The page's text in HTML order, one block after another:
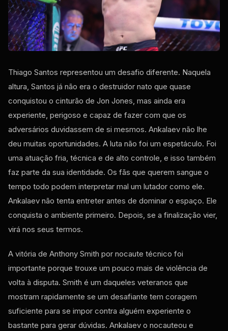
Thiago Santos representou um desafio diferente. Naquela
altura, Santos já não era o destruidor nato que quase
conquistou o cinturão de Jon Jones, mas ainda era
experiente, perigoso e capaz de fazer com que os
adversários duvidassem de si mesmos. Ankalaev não lhe
deu muitas oportunidades. A luta não foi um espetáculo. Foi
uma atuação fria, técnica e de alto controle, e isso também
faz parte da sua identidade. Os fãs que querem sangue o
tempo todo podem interpretar mal um lutador como ele.
Ankalaev não tenta entreter antes de dominar o espaço. Ele
conquista o ambiente primeiro. Depois, se a finalização vier,
virá nos seus termos.
A vitória de Anthony Smith por nocaute técnico foi
importante porque trouxe um pouco mais de violência de
volta à disputa. Smith é um daqueles veteranos que
mostram rapidamente se um desafiante tem coragem
suficiente para se impor contra alguém experiente o
bastante para gerar dúvidas. Ankalaev o nocauteou e